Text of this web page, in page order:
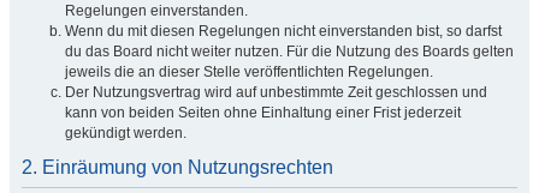
Regelungen einverstanden.
Wenn du mit diesen Regelungen nicht einverstanden bist, so darfst
du das Board nicht weiter nutzen. Für die Nutzung des Boards gelten
jeweils die an dieser Stelle veröffentlichten Regelungen.
Der Nutzungsvertrag wird auf unbestimmte Zeit geschlossen und
kann von beiden Seiten ohne Einhaltung einer Frist jederzeit
gekündigt werden.
2. Einräumung von Nutzungsrechten